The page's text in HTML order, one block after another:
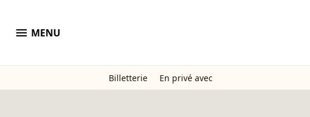
menu MENU
Billetterie En privé avec